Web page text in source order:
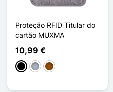
Proteção RFID Titular do
cartão MUXMA
10,99 €
PretoCinzentoCastanho